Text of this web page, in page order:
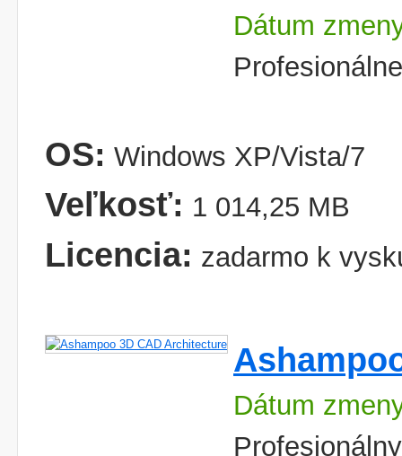
Dátum
OS: Windows XP/Vista/7
Veľkosť: 1 014,25 MB
Licencia: zadarmo k
Dátum